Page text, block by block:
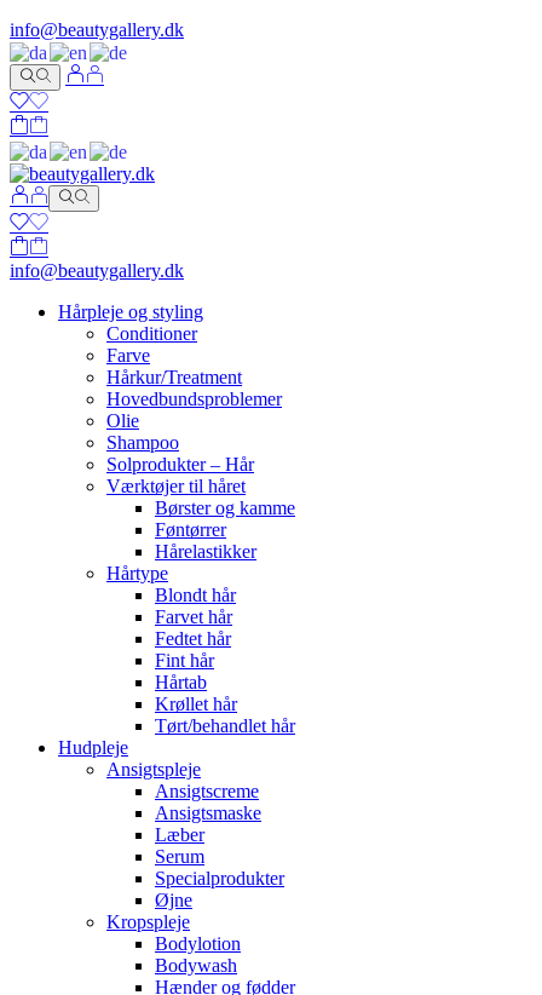
info@beautygallery.dk
info@beautygallery.dk
Hårpleje og styling
Conditioner
Farve
Hårkur/Treatment
Hovedbundsproblemer
Olie
Shampoo
Solprodukter – Hår
Værktøjer til håret
Børster og kamme
Føntørrer
Hårelastikker
Hårtype
Blondt hår
Farvet hår
Fedtet hår
Fint hår
Hårtab
Krøllet hår
Tørt/behandlet hår
Hudpleje
Ansigtspleje
Ansigtscreme
Ansigtsmaske
Læber
Serum
Specialprodukter
Øjne
Kropspleje
Bodylotion
Bodywash
Hænder og fødder